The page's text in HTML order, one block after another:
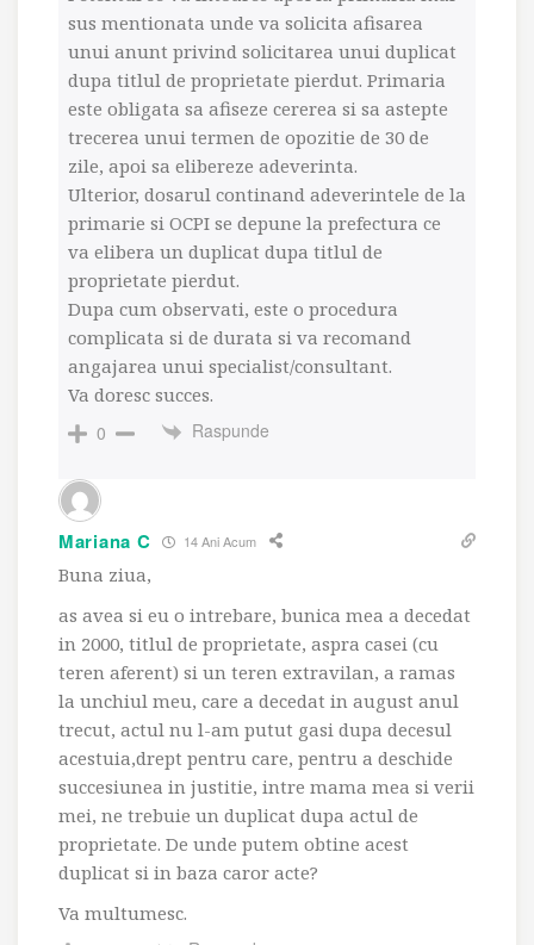
sus mentionata unde va solicita afisarea
unui anunt privind solicitarea unui duplicat
dupa titlul de proprietate pierdut. Primaria
este obligata sa afiseze cererea si sa astepte
trecerea unui termen de opozitie de 30 de
zile, apoi sa elibereze adeverinta.
Ulterior, dosarul continand adeverintele de la
primarie si OCPI se depune la prefectura ce
va elibera un duplicat dupa titlul de
proprietate pierdut.
Dupa cum observati, este o procedura
complicata si de durata si va recomand
angajarea unui specialist/consultant.
Va doresc succes.
0
Raspunde
Mariana C 14 Ani Acum
Buna ziua,
as avea si eu o intrebare, bunica mea a decedat
in 2000, titlul de proprietate, aspra casei (cu
teren aferent) si un teren extravilan, a ramas
la unchiul meu, care a decedat in august anul
trecut, actul nu l-am putut gasi dupa decesul
acestuia,drept pentru care, pentru a deschide
succesiunea in justitie, intre mama mea si verii
mei, ne trebuie un duplicat dupa actul de
proprietate. De unde putem obtine acest
duplicat si in baza caror acte?
Va multumesc.